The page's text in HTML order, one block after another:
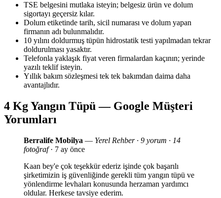
TSE belgesini mutlaka isteyin; belgesiz ürün ve dolum
sigortayı geçersiz kılar.
Dolum etiketinde tarih, sicil numarası ve dolum yapan
firmanın adı bulunmalıdır.
10 yılını doldurmuş tüpün hidrostatik testi yapılmadan tekrar
doldurulması yasaktır.
Telefonla yaklaşık fiyat veren firmalardan kaçının; yerinde
yazılı teklif isteyin.
Yıllık bakım sözleşmesi tek tek bakımdan daima daha
avantajlıdır.
4 Kg Yangın Tüpü — Google Müşteri
Yorumları
Berralife Mobilya — Yerel Rehber · 9 yorum · 14
fotoğraf· 7 ay önce
Kaan bey'e çok teşekkür ederiz işinde çok başarılı
şirketimizin iş güvenliğinde gerekli tüm yangın tüpü ve
yönlendirme levhaları konusunda herzaman yardımcı
oldular. Herkese tavsiye ederim.